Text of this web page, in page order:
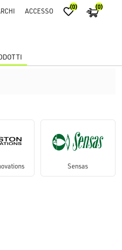
ACCESSO (0) (0)
Sensas